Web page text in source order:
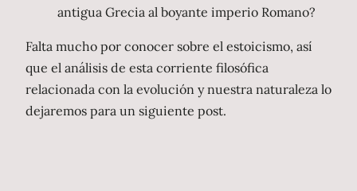
antigua Grecia al boyante imperio Romano?
Falta mucho por conocer sobre el estoicismo, así
que el análisis de esta corriente filosófica
relacionada con la evolución y nuestra naturaleza lo
dejaremos para un siguiente post.